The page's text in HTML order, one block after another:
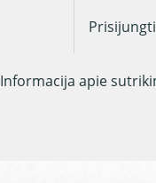
Prisijungti
Informacija apie